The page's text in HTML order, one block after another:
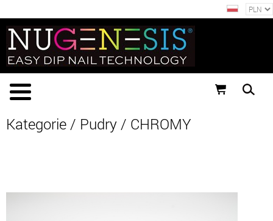
Kategorie / Pudry / CHROMY